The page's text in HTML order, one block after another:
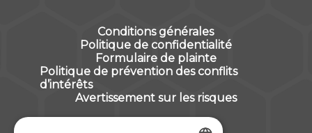
Conditions générales
Politique de confidentialité
Formulaire de plainte
Politique de prévention des conflits
d’intérêts
Avertissement sur les risques